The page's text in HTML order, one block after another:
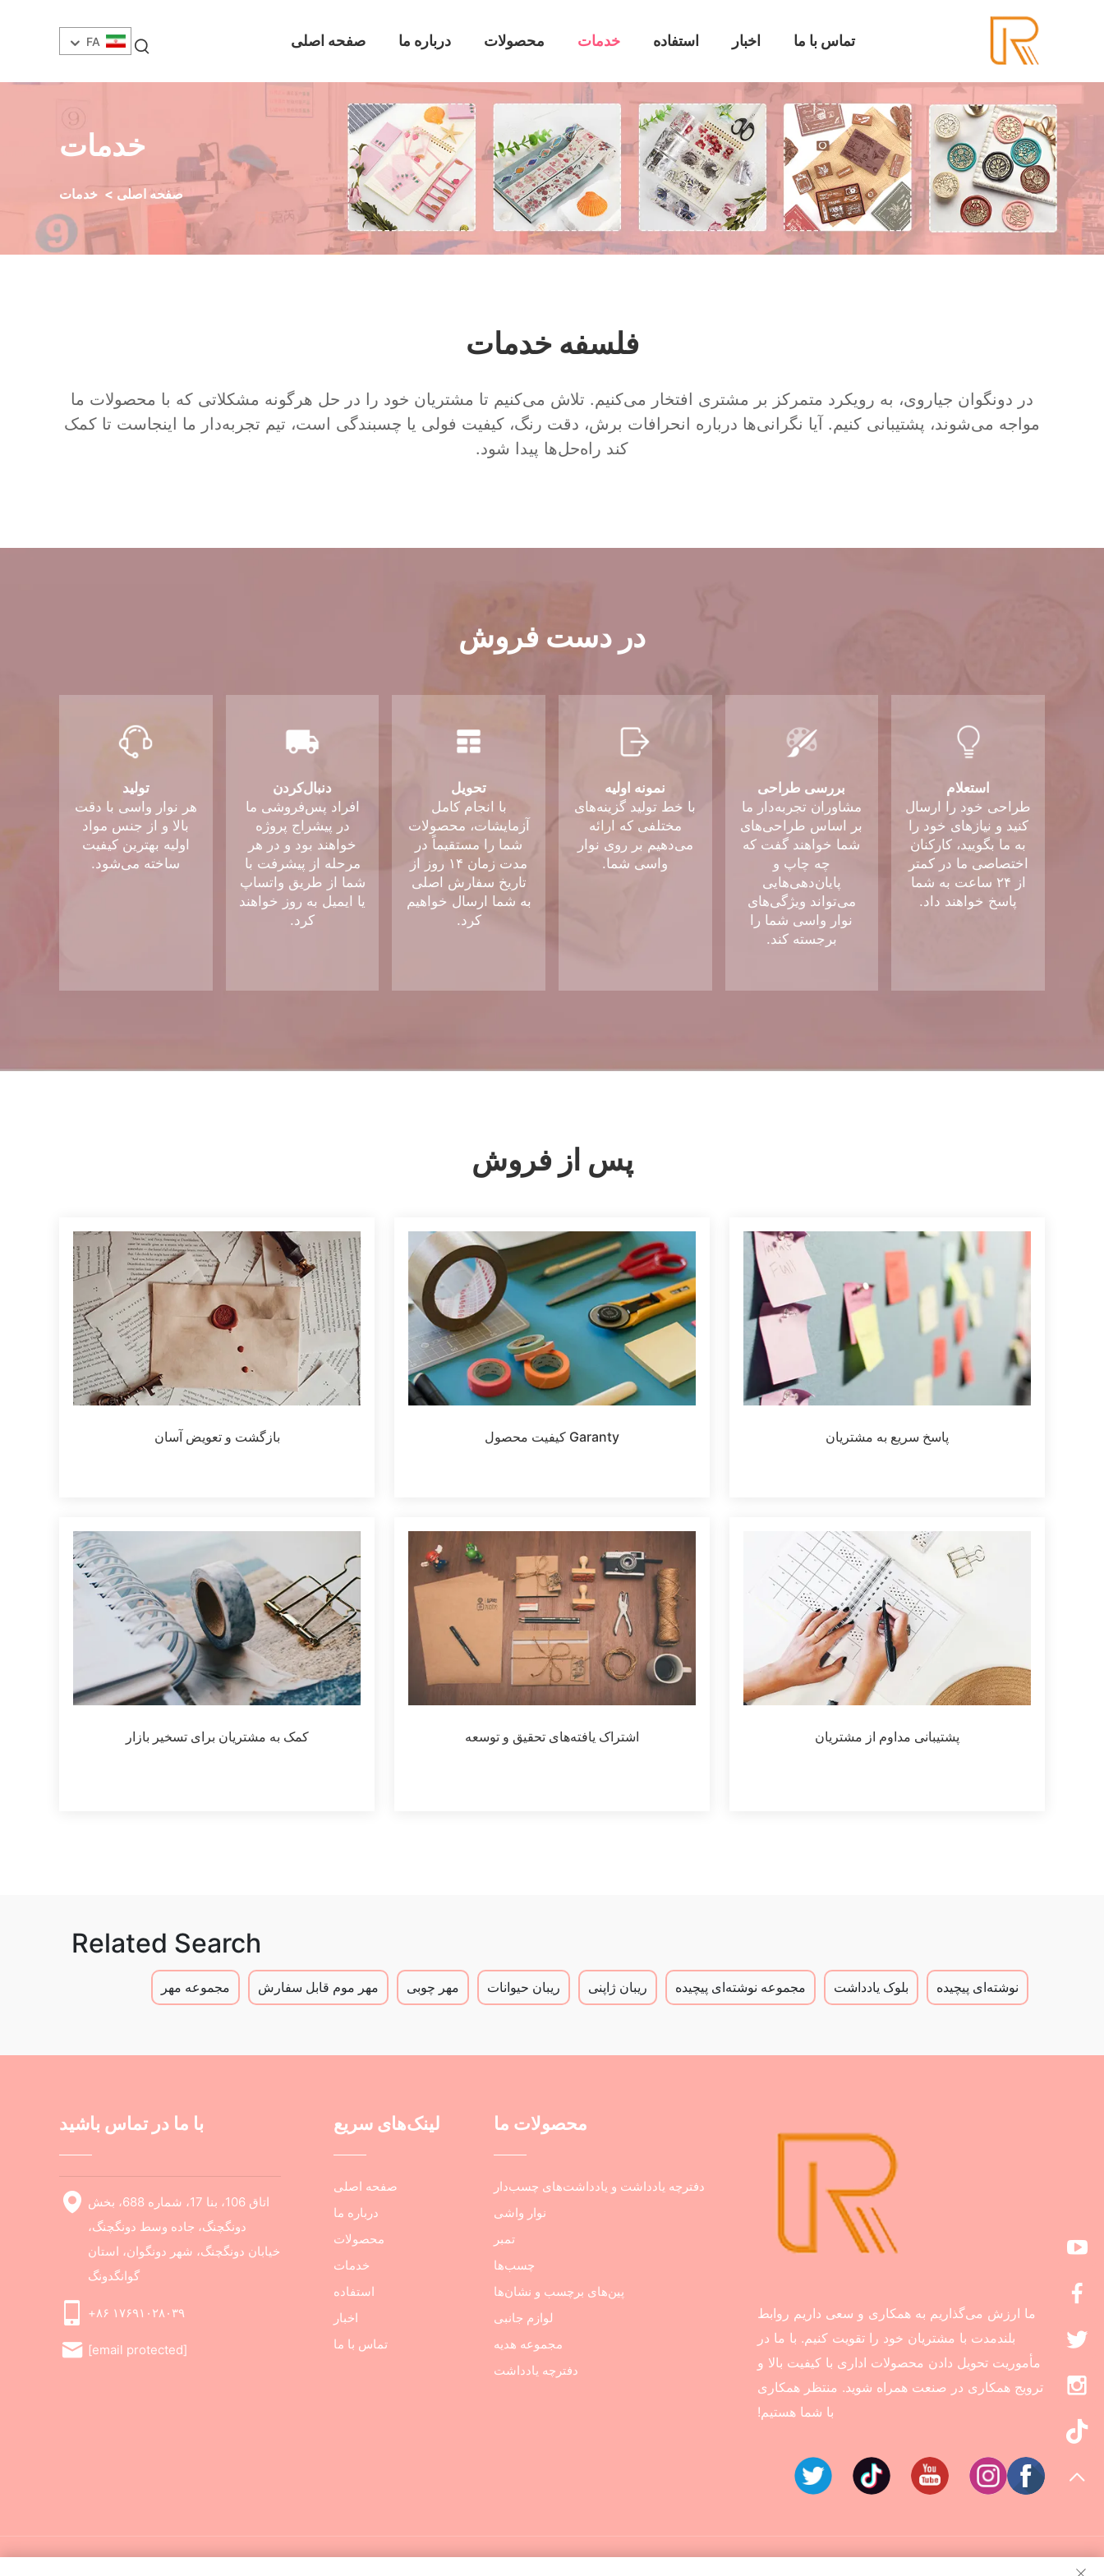
صفحه اصلی درباره ما محصولات خدمات استفاده اخبار تماس با ما FA
خدمات
صفحه اصلی > خدمات
فلسفه خدمات
در دونگوان جیاروی، به رویکرد متمرکز بر مشتری افتخار می‌کنیم. تلاش می‌کنیم تا مشتریان خود را در حل هرگونه مشکلاتی که با محصولات ما
مواجه می‌شوند، پشتیبانی کنیم. آیا نگرانی‌ها درباره انحرافات برش، دقت رنگ، کیفیت فولی یا چسبندگی است، تیم تجربه‌دار ما اینجاست تا کمک
کند راه‌حل‌ها پیدا شود.
در دست فروش
استعلام
طراحی خود را ارسال
کنید و نیازهای خود را
به ما بگویید، کارکنان
اختصاصی ما در کمتر
از ۲۴ ساعت به شما
پاسخ خواهند داد.
بررسی طراحی
مشاوران تجربه‌دار ما
بر اساس طراحی‌های
شما خواهند گفت که
چه چاپ و
پایان‌دهی‌هایی
می‌تواند ویژگی‌های
نوار واسی شما را
برجسته کند.
نمونه اولیه
با خط تولید گزینه‌های
مختلفی که ارائه
می‌دهیم بر روی نوار
واسی شما.
تحویل
با انجام کامل
آزمایشات، محصولات
شما را مستقیماً در
مدت زمان ۱۴ روز از
تاریخ سفارش اصلی
به شما ارسال خواهیم
کرد.
دنبال‌کردن
افراد پس‌فروشی ما
در پیشراج پروژه
خواهند بود و در هر
مرحله از پیشرفت با
شما از طریق واتساپ
یا ایمیل به روز خواهند
کرد.
تولید
هر نوار واسی با دقت
بالا و از جنس مواد
اولیه بهترین کیفیت
ساخته می‌شود.
پس از فروش
پاسخ سریع به مشتریان Garanty کیفیت محصول بازگشت و تعویض آسان
پشتیبانی مداوم از مشتریان اشتراک یافته‌های تحقیق و توسعه کمک به مشتریان برای تسخیر بازار
Related Search
نوشته‌ای پیچیده بلوک یادداشت مجموعه نوشته‌ای پیچیده ریبان ژاپنی ریبان حیوانات مهر چوبی مهر موم قابل سفارش مجموعه مهر
ما ارزش می‌گذاریم به همکاری و سعی داریم روابط
بلندمدت با مشتریان خود را تقویت کنیم. با ما در
مأموریت تحویل دادن محصولات اداری با کیفیت بالا و
ترویج همکاری در صنعت همراه شوید. منتظر همکاری
با شما هستیم!
محصولات ما
دفترچه یادداشت و یادداشت‌های چسب‌دار
نوار واشی
تمبر
چسب‌ها
پین‌های برچسب و نشان‌ها
لوازم جانبی
مجموعه هدیه
دفترچه یادداشت
لینک‌های سریع
صفحه اصلی
درباره ما
محصولات
خدمات
استفاده
اخبار
تماس با ما
با ما در تماس باشید
اتاق 106، بنا 17، شماره 688، بخش
دونگچنگ، جاده وسط دونگچنگ،
خیابان دونگچنگ، شهر دونگوان، استان
گوانگدونگ
‎+۸۶ ۱۷۶۹۱۰۲۸۰۳۹‎
[email protected]